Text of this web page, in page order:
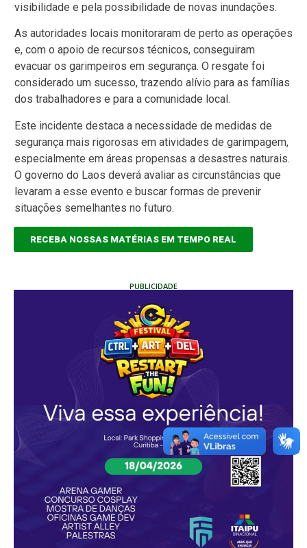
visibilidade e pela possibilidade de novas inundações.
As autoridades locais monitoraram de perto as operações
e, com o apoio de recursos técnicos, conseguiram
evacuar os garimpeiros em segurança. O resgate foi
considerado um sucesso, trazendo alívio para as famílias
dos trabalhadores e para a comunidade local.
Este incidente destaca a necessidade de medidas de
segurança mais rigorosas em atividades de garimpagem,
especialmente em áreas propensas a desastres naturais.
O governo do Laos deverá avaliar as circunstâncias que
levaram a esse evento e buscar formas de prevenir
situações semelhantes no futuro.
RECEBA NOSSAS MATÉRIAS EM TEMPO REAL
PUBLICIDADE